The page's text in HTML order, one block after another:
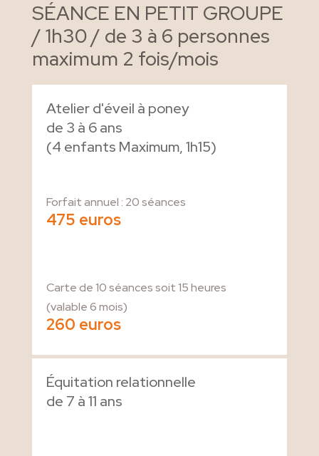
SÉANCE EN PETIT GROUPE
/ 1h30 / de 3 à 6 personnes
maximum 2 fois/mois
Atelier d'éveil à poney
de 3 à 6 ans
(4 enfants Maximum, 1h15)
Forfait annuel : 20 séances
475 euros
Carte de 10 séances soit 15 heures
(valable 6 mois)
260 euros
Équitation relationnelle
de 7 à 11 ans